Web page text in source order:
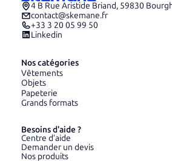
4 B Rue Aristide Briand, 59830
contact@skemane.fr
+33 3 20 05 99 50
Linkedin
Nos catégories
Vêtements
Objets
Papeterie
Grands formats
Besoins d'aide ?
Centre d’aide
Demander un devis
Nos produits